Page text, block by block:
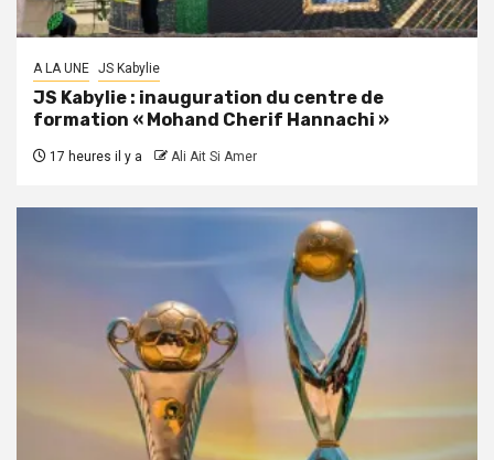
A LA UNE JS Kabylie
JS Kabylie : inauguration du centre de
formation « Mohand Cherif Hannachi »
17 heures il y a Ali Ait Si Amer